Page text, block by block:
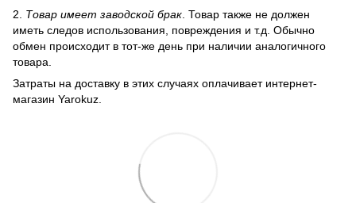
2. Товар имеет заводской брак. Товар также не должен
иметь следов использования, повреждения и т.д. Обычно
обмен происходит в тот-же день при наличии аналогичного
товара.
Затраты на доставку в этих случаях оплачивает интернет-
магазин Yarokuz.